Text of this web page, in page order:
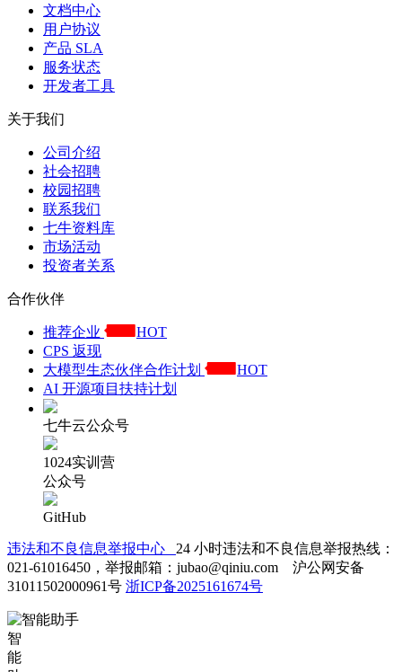
文档中心
用户协议
产品 SLA
服务状态
开发者工具
关于我们
公司介绍
社会招聘
校园招聘
联系我们
七牛资料库
市场活动
投资者关系
合作伙伴
推荐企业
HOT
CPS 返现
大模型生态伙伴合作计划
HOT
AI 开源项目扶持计划
七牛云公众号
1024实训营
公众号
GitHub
违法和不良信息举报中心 24 小时违法和不良信息举报热线：
021-61016450，举报邮箱：jubao@qiniu.com 沪公网安备
31011502000961号 浙ICP备2025161674号
智
能